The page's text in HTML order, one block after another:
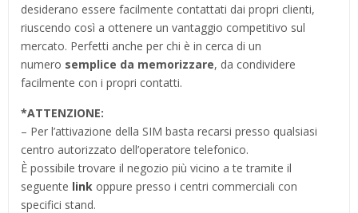
desiderano essere facilmente contattati dai propri clienti,
riuscendo così a ottenere un vantaggio competitivo sul
mercato. Perfetti anche per chi è in cerca di un
numero semplice da memorizzare, da condividere
facilmente con i propri contatti.
*ATTENZIONE:
– Per l’attivazione della SIM basta recarsi presso qualsiasi
centro autorizzato dell’operatore telefonico.
È possibile trovare il negozio più vicino a te tramite il
seguente link oppure presso i centri commerciali con
specifici stand.